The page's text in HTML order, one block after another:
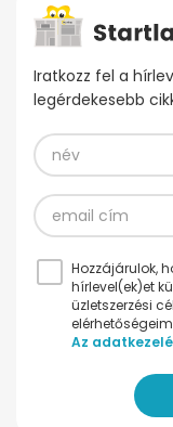
Iratkozz fel a
legérdekesebb
Hozzájárulok,
hírlevel(ek)et
üzletszerzési
Az